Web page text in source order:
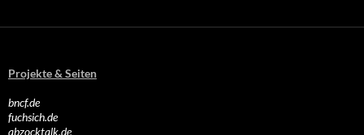
Projekte & Seiten
bncf.de
fuchsich.de
abzocktalk.de